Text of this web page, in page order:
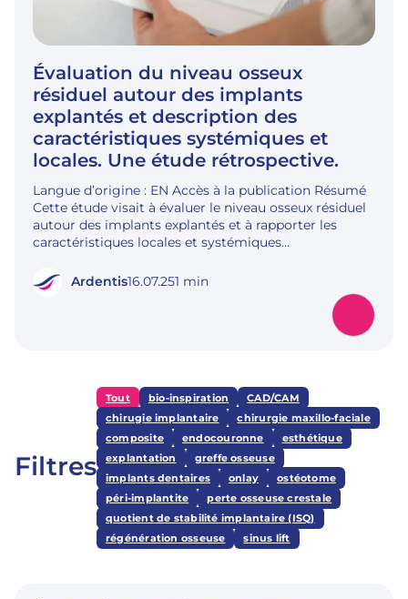
Évaluation du niveau osseux
résiduel autour des implants
explantés et description des
caractéristiques systémiques et
locales. Une étude rétrospective.
Langue d’origine : EN Accès à la publication Résumé
Cette étude visait à évaluer le niveau osseux résiduel
autour des implants explantés et à rapporter les
caractéristiques locales et systémiques…
Ardentis16.07.251 min
Filtres
Tout bio-inspiration
CAD/CAM
chirugie implantaire
chirurgie maxillo-faciale
composite
endocouronne
esthétique
explantation
greffe osseuse
implants dentaires
onlay
ostéotome
péri-implantite
perte osseuse crestale
quotient de stabilité implantaire (ISQ)
régénération osseuse
sinus lift